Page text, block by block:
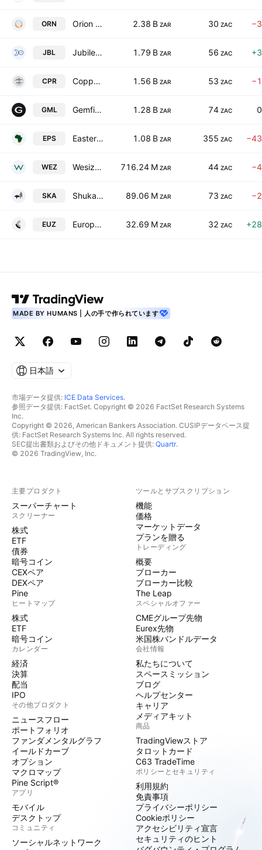
ORN Orion Minerals Limited 2.38 B ZAR 30 ZAC
JBL Jubilee Metals Group PLC 1.79 B ZAR 56 ZAC
CPR Copper 360 Limited 1.56 B ZAR 53 ZAC
GML Gemfields Group Limited 1.28 B ZAR 74 ZAC
EPS Eastern Platinum Limited 1.08 B ZAR 355 ZAC
WEZ Wesizwe Platinum Limited 716.24 M ZAR 44 ZAC
SKA Shuka Minerals PLC 89.06 M ZAR 73 ZAC
EUZ Europa Metals Limited 32.69 M ZAR 32 ZAC
MADE BY HUMANS | 人の手で作られています
日本語
市場データ提供: ICE Data Services.
参照データ提供: FactSet. Copyright © 2026 FactSet Research Systems
Inc.
Copyright © 2026, American Bankers Association. CUSIPデータベース提
供: FactSet Research Systems Inc. All rights reserved.
SEC提出書類およびその他ドキュメント提供: Quartr.
© 2026 TradingView, Inc.
主要プロダクト
スーパーチャート
スクリーナー
株式
ETF
債券
暗号コイン
CEXペア
DEXペア
Pine
ヒートマップ
株式
ETF
暗号コイン
カレンダー
経済
決算
配当
IPO
その他プロダクト
ニュースフロー
ポートフォリオ
ファンダメンタルグラフ
イールドカーブ
オプション
マクロマップ
Pine Script®
アプリ
モバイル
デスクトップ
コミュニティ
ソーシャルネットワーク
ツールとサブスクリプション
機能
価格
マーケットデータ
プランを贈る
トレーディング
概要
ブローカー
ブローカー比較
The Leap
スペシャルオファー
CMEグループ先物
Eurex先物
米国株バンドルデータ
会社情報
私たちについて
スペースミッション
ブログ
ヘルプセンター
キャリア
メディアキット
商品
TradingViewストア
タロットカード
C63 TradeTime
ポリシーとセキュリティ
利用規約
免責事項
プライバシーポリシー
Cookieポリシー
アクセシビリティ宣言
セキュリティのヒント